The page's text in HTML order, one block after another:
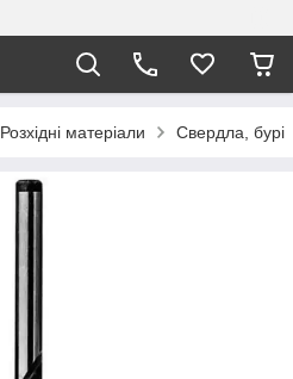
Розхідні матеріали Свердла, бурі